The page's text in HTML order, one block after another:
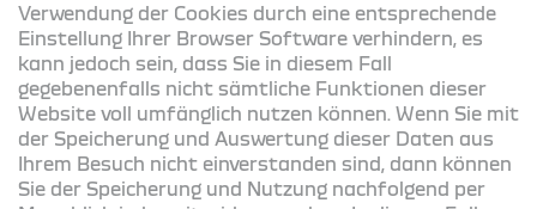
Verwendung der Cookies durch eine entsprechende
Einstellung Ihrer Browser Software verhindern, es
kann jedoch sein, dass Sie in diesem Fall
gegebenenfalls nicht sämtliche Funktionen dieser
Website voll umfänglich nutzen können. Wenn Sie mit
der Speicherung und Auswertung die­ser Daten aus
Ihrem Besuch nicht einverstanden sind, dann können
Sie der Speicherung und Nutzung nachfolgend per